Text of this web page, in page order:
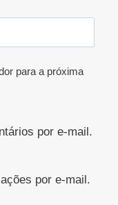
para a próxima
por e-mail.
por e-mail.